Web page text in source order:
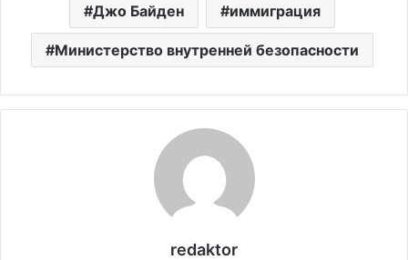
Джо Байден иммиграция
Министерство внутренней безопасности
redaktor